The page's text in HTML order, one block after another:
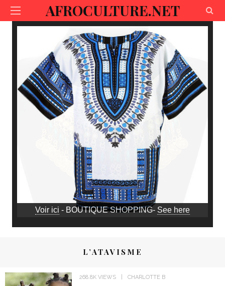
AFROCULTURE.NET
Voir ici - BOUTIQUE SHOPPING- See here
L’ATAVISME
268.8K VIEWS CHARLOTTE B